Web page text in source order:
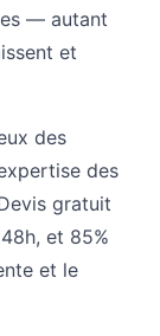
— autant
et
des
des
gratuit
et 85%
et le